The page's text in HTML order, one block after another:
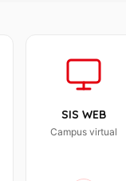
SIS WEB
Campus virtual